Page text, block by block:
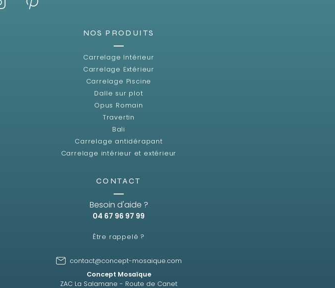
NOS PRODUITS
Carrelage Intérieur
Carrelage Extérieur
Carrelage Piscine
Dalle sur plot
Opus Romain
Travertin
Bali
Carrelage antidérapant
Carrelage intérieur et extérieur
CONTACT
Besoin d'aide ?
04 67 96 97 99
Être rappelé ?
contact@concept-mosaique.com
Concept Mosaïque
ZAC La Salamane - Route de Canet